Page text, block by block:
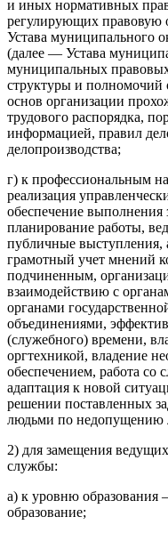
и иных нормативных
регулирующих правовую
Устава муниципального
(далее — Устава
муниципальных
структуры и полномочий
основ организации
трудового распорядка,
информацией, правил
делопроизводства;
г) к профессиональным
реализация
обеспечение выполнения
планирование работы,
публичные выступления,
грамотный учет мнений
подчиненным,
взаимодействию с
органами
объединениями,
(служебного) времени,
оргтехникой, владение
обеспечением, работа
адаптация к новой
решении поставленных
людьми по недопущению
2) для замещения
службы:
а) к уровню
образование;